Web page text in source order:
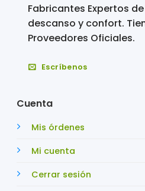
Fabricantes Expertos
descanso y confort.
Proveedores Oficiales.
Escríbenos
Cuenta
Mis órdenes
Mi cuenta
Cerrar sesión